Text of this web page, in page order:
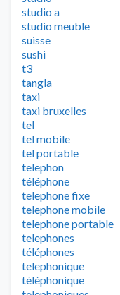
studio a
studio meuble
suisse
sushi
t3
tangla
taxi
taxi bruxelles
tel
tel mobile
tel portable
telephon
téléphone
telephone fixe
telephone mobile
telephone portable
telephones
téléphones
telephonique
téléphonique